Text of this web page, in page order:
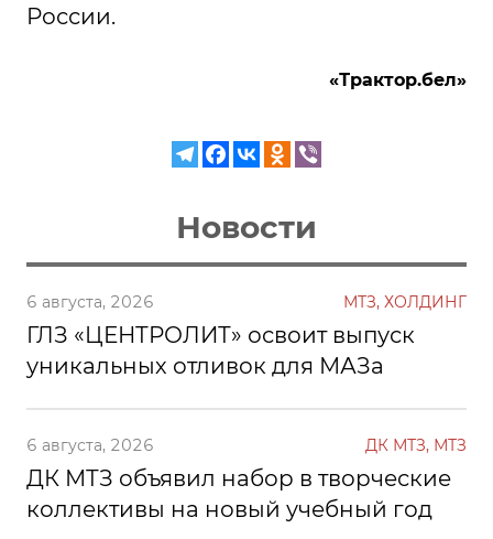
России.
«Трактор.бел»
Новости
6 августа, 2026 МТЗ, ХОЛДИНГ
ГЛЗ «ЦЕНТРОЛИТ» освоит выпуск
уникальных отливок для МАЗа
6 августа, 2026 ДК МТЗ, МТЗ
ДК МТЗ объявил набор в творческие
коллективы на новый учебный год